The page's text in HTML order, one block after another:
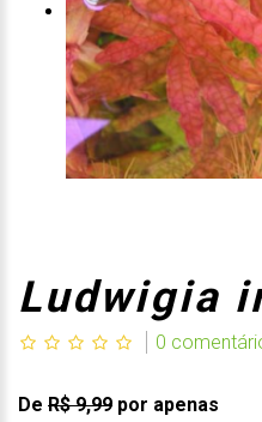
Ludwigia
0
De R$ 9,99 por apenas